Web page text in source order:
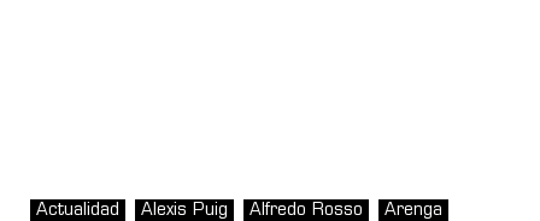
Actualidad Alexis Puig Alfredo Rosso Arenga